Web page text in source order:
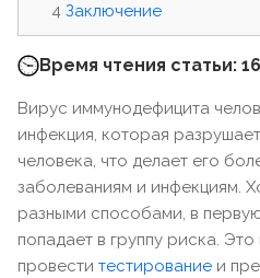
Заключение
Время чтения статьи:
Вирус иммунодефицита
инфекция, которая
человека, что делает его
заболеваниям и инфекциям.
разными способами, в
попадает в группу риска.
провести тестирование и